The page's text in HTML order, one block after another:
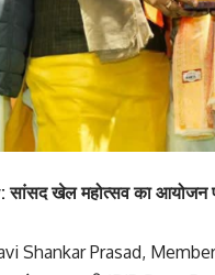
खेल महोत्सव का आयोजन
Shankar Prasad,